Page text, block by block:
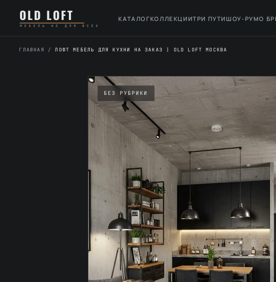
содержимому
содержимому
OLD LOFT
МЕБЕЛЬ НЕ ДЛЯ ВСЕХ
КАТАЛОГКОЛЛЕКЦИИТРИ ПУТИШОУ-РУМО
ГЛАВНАЯ /ЛОФТ МЕБЕЛЬ ДЛЯ КУХНИ НА ЗАКАЗ | OLD LOFT МОСКВА
БЕЗ РУБРИКИ